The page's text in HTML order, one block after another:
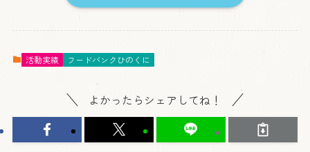
活動実績 フードバンクひのくに
よかったらシェアしてね！